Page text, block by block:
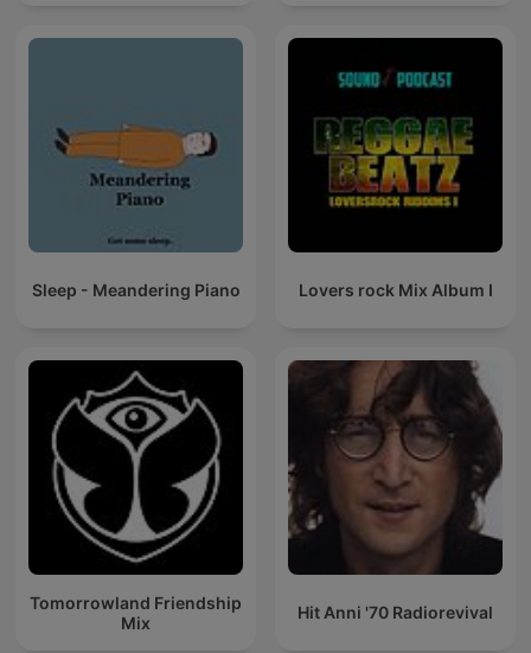
Sleep - Meandering Piano Lovers rock Mix Album I
Tomorrowland Friendship
Mix
Hit Anni '70 Radiorevival